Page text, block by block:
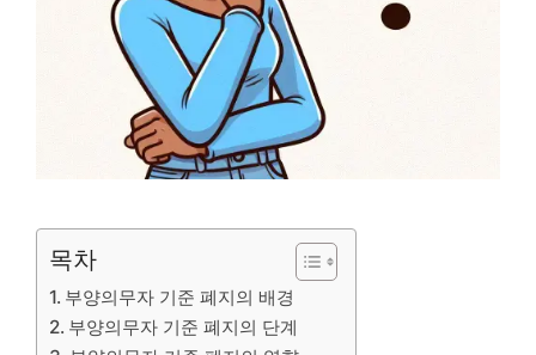
목차
부양의무자 기준 폐지의 배경
부양의무자 기준 폐지의 단계